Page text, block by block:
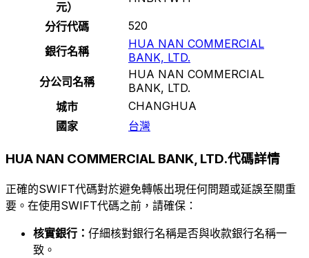
元）
分行代碼
520
銀行名稱
HUA NAN COMMERCIAL
BANK, LTD.
分公司名稱
HUA NAN COMMERCIAL
BANK, LTD.
城市
CHANGHUA
國家
台灣
HUA NAN COMMERCIAL BANK, LTD.代碼詳情
正確的SWIFT代碼對於避免轉帳出現任何問題或延誤至關重
要。在使用SWIFT代碼之前，請確保：
核實銀行： 仔細核對銀行名稱是否與收款銀行名稱一
致。